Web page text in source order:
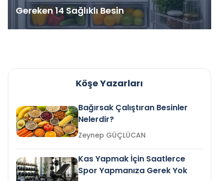
Gereken 14 Sağlıklı Besin
Köşe Yazarları
Bağırsak Çalıştıran Besinler
Nelerdir?
Zeynep GÜÇLÜCAN
Kas Yapmak İçin Saatlerce
Spor Yapmanıza Gerek Yok